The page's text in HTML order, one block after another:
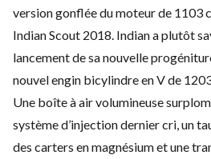
version gonflée du moteur de 1103
Indian Scout 2018. Indian a plutôt
lancement de sa nouvelle
nouvel engin bicylindre en V de
Une boîte à air volumineuse
système d’injection dernier cri, un
des carters en magnésium et une